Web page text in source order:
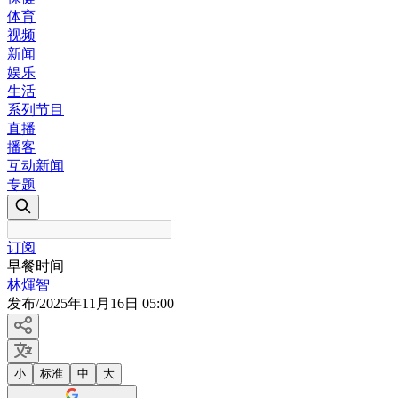
体育
视频
新闻
娱乐
生活
系列节目
直播
播客
互动新闻
专题
订阅
早餐时间
林煇智
发布/2025年11月16日 05:00
小 标准 中 大